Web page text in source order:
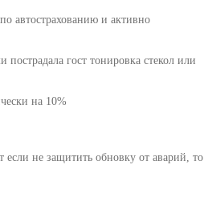
автострахованию и активно
гост тонировка стекол или
на 10%
если не защитить обновку от аварий, то